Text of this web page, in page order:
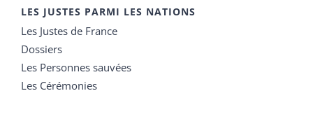
LES JUSTES PARMI LES NATIONS
Les Justes de France
Dossiers
Les Personnes sauvées
Les Cérémonies